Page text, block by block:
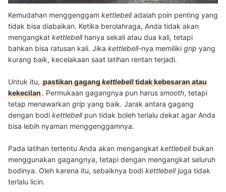
Kemudahan menggenggam kettlebelladalah poin penting yang
tidak bisa diabaikan. Ketika berolahraga, Anda tidak akan
mengangkat kettlebellhanya sekali atau dua kali, tetapi
bahkan bisa ratusan kali. Jika kettlebell-nya memiliki grip yang
kurang baik, kecelakaan saat latihan rentan terjadi.
Untuk itu, pastikan gagangkettlebelltidak kebesaran atau
kekecilan. Permukaan gagangnya pun harus smooth, tetapi
tetap menawarkan grip yang baik. Jarak antara gagang
dengan bodi kettlebellpun tidak boleh terlalu dekat agar Anda
bisa lebih nyaman menggenggamnya.
Pada latihan tertentu Anda akan mengangkat kettlebellbukan
menggunakan gagangnya, tetapi dengan mengangkat seluruh
bodinya. Oleh karena itu, sebaiknya bodi kettlebelljuga tidak
terlalu licin.